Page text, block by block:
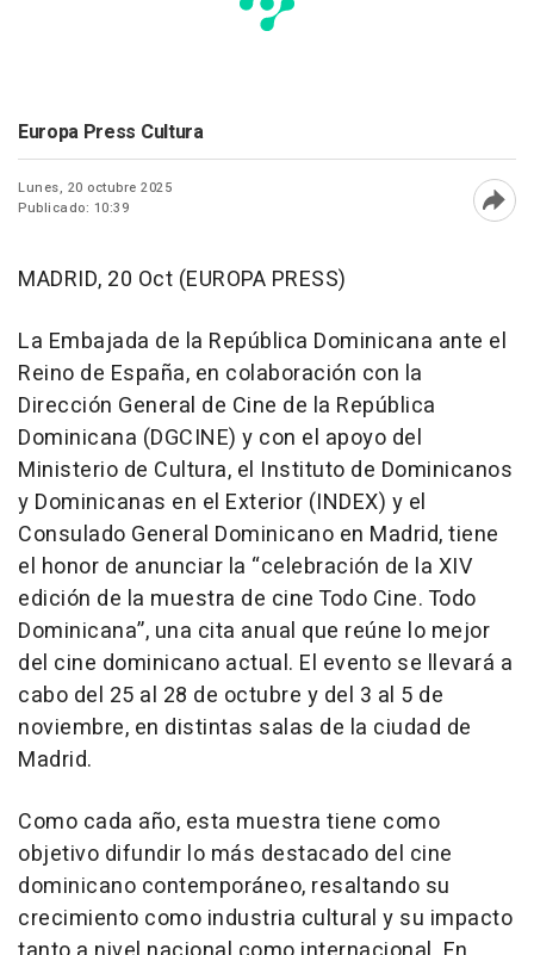
Europa Press Cultura
Lunes, 20 octubre 2025
Publicado: 10:39
MADRID, 20 Oct (EUROPA PRESS)
La Embajada de la República Dominicana ante el
Reino de España, en colaboración con la
Dirección General de Cine de la República
Dominicana (DGCINE) y con el apoyo del
Ministerio de Cultura, el Instituto de Dominicanos
y Dominicanas en el Exterior (INDEX) y el
Consulado General Dominicano en Madrid, tiene
el honor de anunciar la “celebración de la XIV
edición de la muestra de cine Todo Cine. Todo
Dominicana”, una cita anual que reúne lo mejor
del cine dominicano actual. El evento se llevará a
cabo del 25 al 28 de octubre y del 3 al 5 de
noviembre, en distintas salas de la ciudad de
Madrid.
Como cada año, esta muestra tiene como
objetivo difundir lo más destacado del cine
dominicano contemporáneo, resaltando su
crecimiento como industria cultural y su impacto